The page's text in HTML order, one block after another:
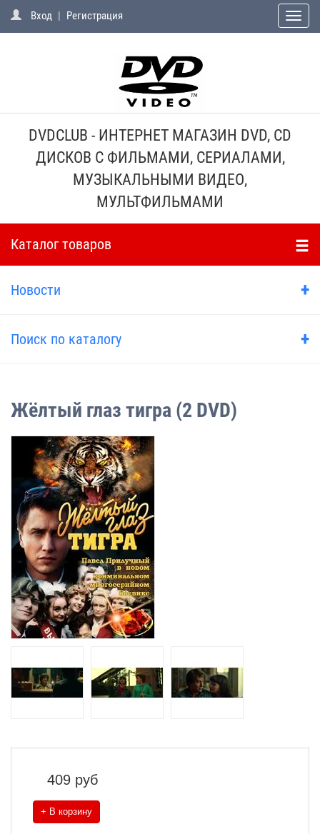
Вход | Регистрация
Toggle
DVDCLUB - ИНТЕРНЕТ МАГАЗИН DVD, CD
ДИСКОВ С ФИЛЬМАМИ, СЕРИАЛАМИ,
МУЗЫКАЛЬНЫМИ ВИДЕО,
МУЛЬТФИЛЬМАМИ
Каталог товаров
Новости +
Поиск по каталогу +
Жёлтый глаз тигра (2 DVD)
409 руб
+ В корзину